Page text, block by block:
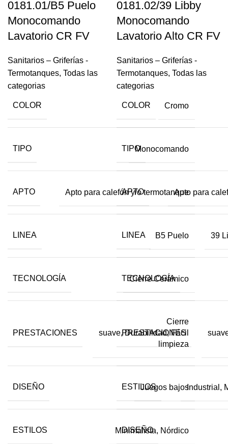
0181.01/B5 Puelo
Monocomando
Lavatorio CR FV
Sanitarios – Griferías -
Termotanques, Todas las
categorias
COLOR Cromo
TIPO Monocomando
APTO Apto para calefón y/o termotanque
LINEA B5 Puelo
TECNOLOGÍA Cierre Cerámico
PRESTACIONES
Cierre
suave, Durabilidad, Fácil
limpieza
DISEÑO Juegos bajos
ESTILOS Minimalista, Nórdico
0181.02/39 Libby
Monocomando
Lavatorio Alto CR FV
Sanitarios – Griferías -
Termotanques, Todas las
categorias
COLOR
TIPO
APTO Apto para
LINEA 39
TECNOLOGÍA
PRESTACIONES
ESTILOS Industrial,
DISEÑO